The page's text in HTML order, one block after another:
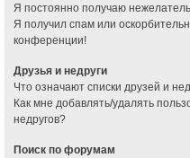
Я постоянно получаю
Я получил спам или
конференции!
Друзья и недруги
Что означают списки друзей и
Как мне добавлять/удалять
недругов?
Поиск по форумам